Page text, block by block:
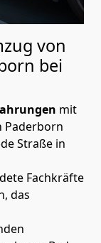
von
bei
mit
Paderborn
Straße in
Fachkräfte
das